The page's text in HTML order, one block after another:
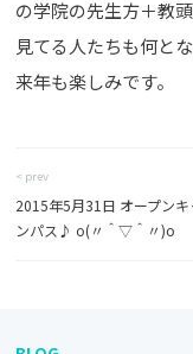
の学院の先生方＋教
見てる人たちも何と
来年も楽しみです。
< prev
2015年5月31日 オープンキ
ンパス♪ o(〃＾▽＾〃)o